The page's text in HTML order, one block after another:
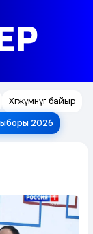
Хөгжүмнүг байыр
2026